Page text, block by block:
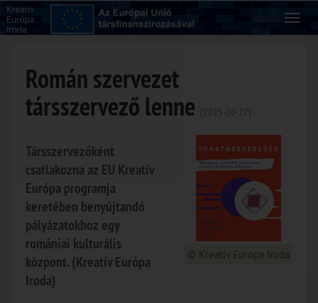
Román szervezet
társszervező lenne
© Kreatív Európa Iroda
Társszervezőként
csatlakozna az EU Kreatív
Európa programja
keretében benyújtandó
pályázatokhoz egy
romániai kulturális
központ. (Kreatív Európa
Iroda)